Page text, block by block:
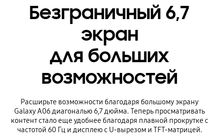
Безграничный 6,7
экран
для больших
возможностей
Расширьте возможности благодаря большому экрану
Galaxy A06 диагональю 6,7 дюйма. Теперь просматривать
контент стало еще удобнее благодаря плавной прокрутке с
частотой 60 Гц и дисплею с U-вырезом и TFT-матрицей.